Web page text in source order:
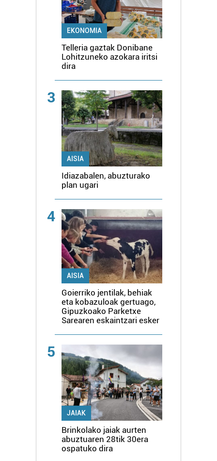
EKONOMIA
Telleria gaztak Donibane
Lohitzuneko azokara iritsi
dira
3
AISIA
Idiazabalen, abuzturako
plan ugari
4
AISIA
Goierriko jentilak, behiak
eta kobazuloak gertuago,
Gipuzkoako Parketxe
Sarearen eskaintzari esker
5
JAIAK
Brinkolako jaiak aurten
abuztuaren 28tik 30era
ospatuko dira